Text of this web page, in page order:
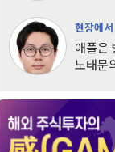
현장에서
애플은
노태문